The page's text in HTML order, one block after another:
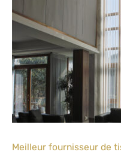
Meilleur fournisseur de